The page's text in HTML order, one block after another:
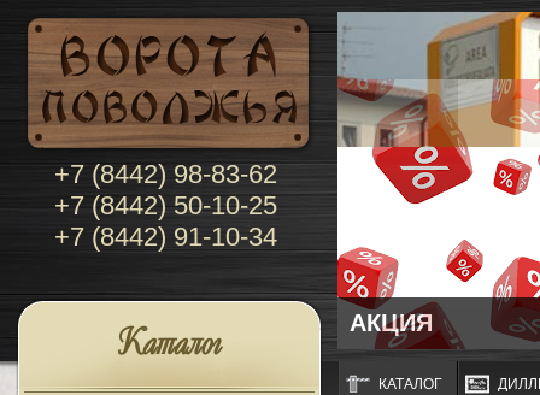
+7 (8442) 98-83-62
+7 (8442) 50-10-25
+7 (8442) 91-10-34
АКЦИЯ
Каталог
КАТАЛОГ